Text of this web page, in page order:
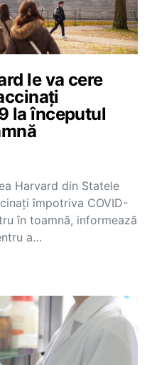
le va cere
la începutul
Harvard din Statele
împotriva COVID-
în toamnă, informează
a…